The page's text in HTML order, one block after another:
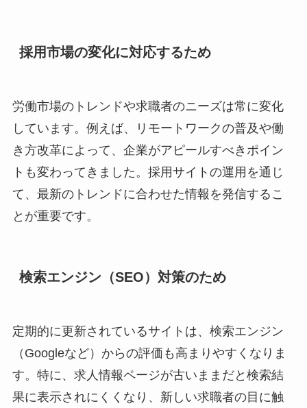
採用市場の変化に対応するため
労働市場のトレンドや求職者のニーズは常に変化
しています。例えば、リモートワークの普及や働
き方改革によって、企業がアピールすべきポイン
トも変わってきました。採用サイトの運用を通じ
て、最新のトレンドに合わせた情報を発信するこ
とが重要です。
検索エンジン（SEO）対策のため
定期的に更新されているサイトは、検索エンジン
（Googleなど）からの評価も高まりやすくなりま
す。特に、求人情報ページが古いままだと検索結
果に表示されにくくなり、新しい求職者の目に触